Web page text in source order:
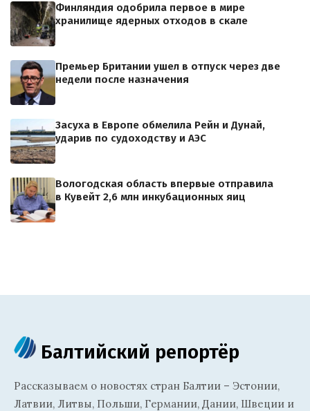
Финляндия одобрила первое в мире
хранилище ядерных отходов в скале
Премьер Британии ушел в отпуск через две
недели после назначения
Засуха в Европе обмелила Рейн и Дунай,
ударив по судоходству и АЭС
Вологодская область впервые отправила
в Кувейт 2,6 млн инкубационных яиц
Балтийский репортёр
Рассказываем о новостях стран Балтии – Эстонии,
Латвии, Литвы, Польши, Германии, Дании, Швеции и